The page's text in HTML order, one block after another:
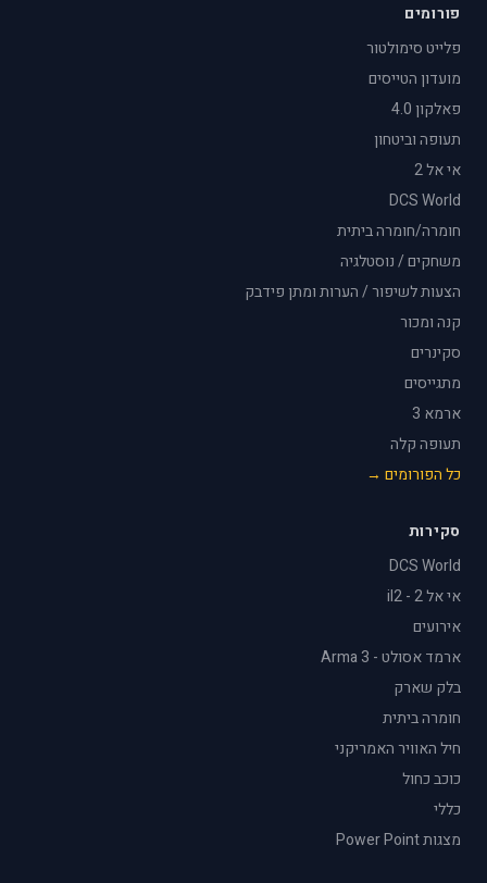
פורומים
פלייט סימולטור
מועדון הטייסים
פאלקון 4.0
תעופה וביטחון
אי אל 2
DCS World
חומרה/חומרה ביתית
משחקים / נוסטלגיה
הצעות לשיפור / הערות ומתן פידבק
קנה ומכור
סקינרים
מתגייסים
ארמא 3
תעופה קלה
כל הפורומים →
סקירות
DCS World
אי אל 2 - il2
אירועים
ארמד אסולט - Arma 3
בלק שארק
חומרה ביתית
חיל האוויר האמריקני
כוכב כחול
כללי
מצגות Power Point